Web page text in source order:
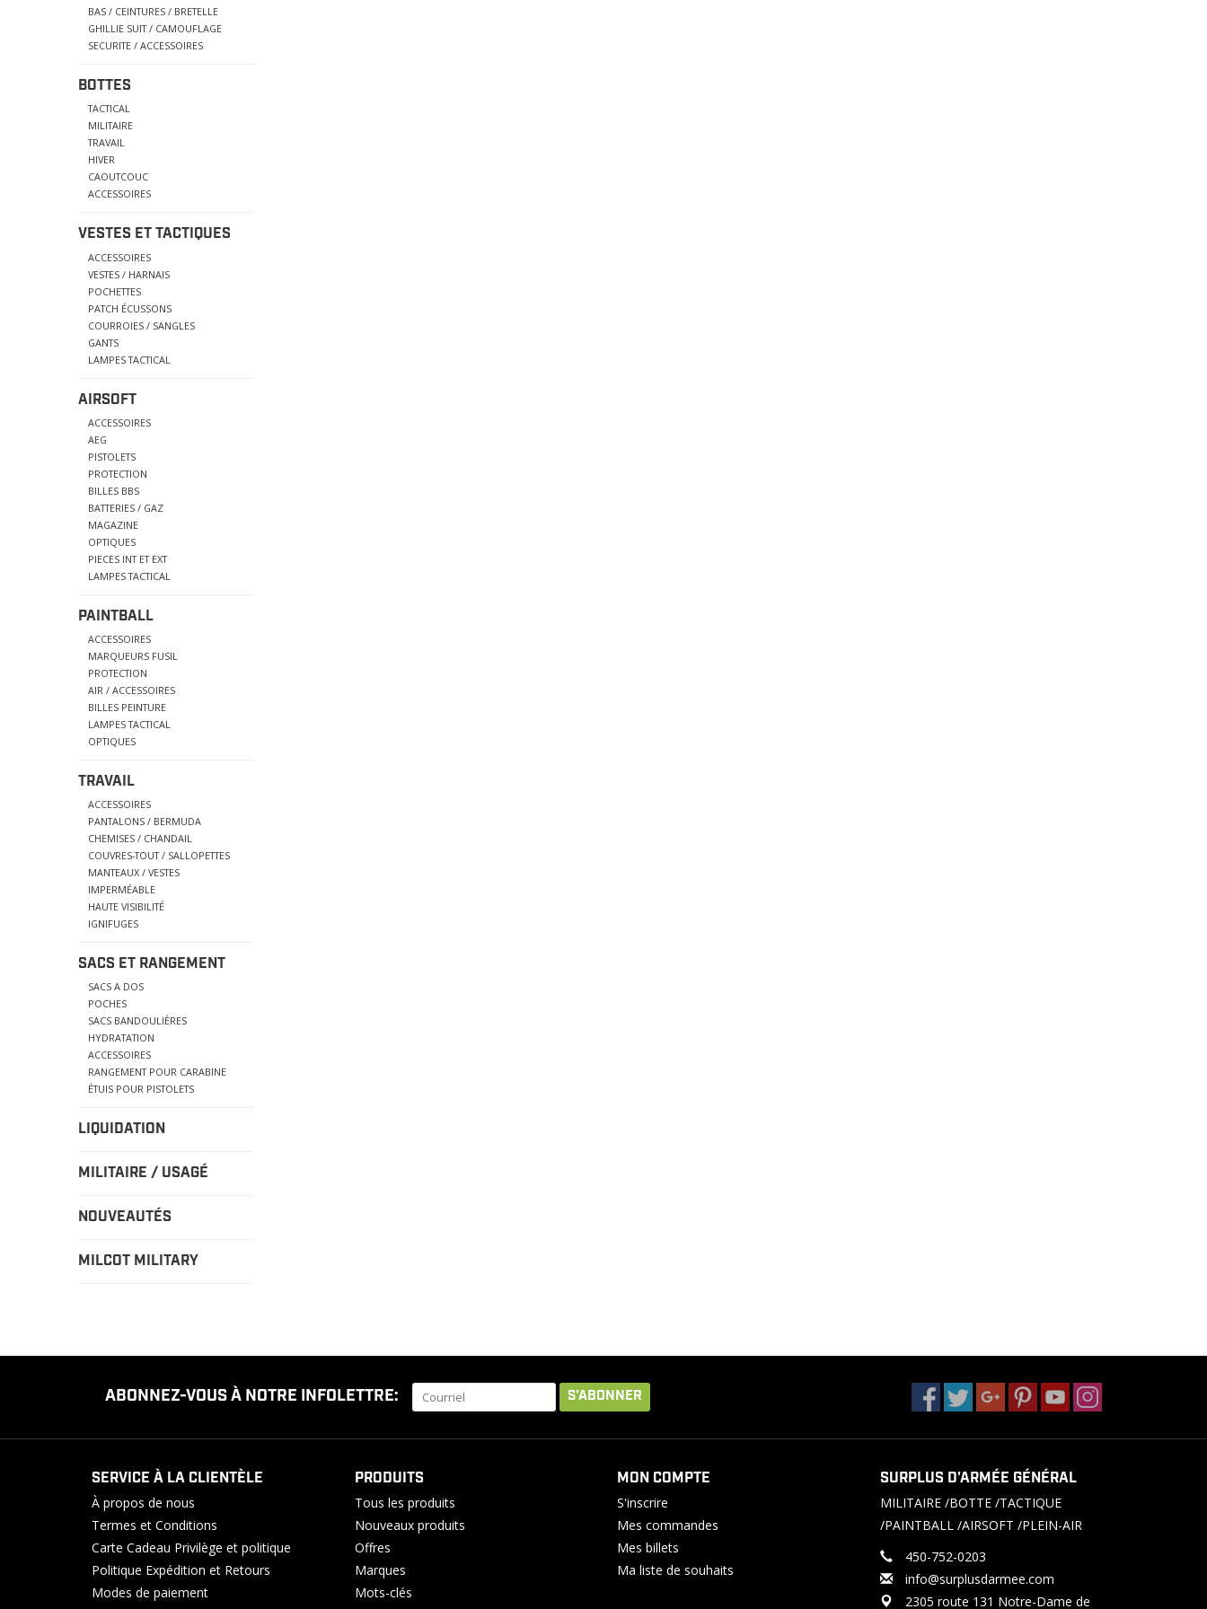
BAS / CEINTURES / BRETELLE
GHILLIE SUIT / CAMOUFLAGE
SECURITE / ACCESSOIRES
BOTTES
TACTICAL
MILITAIRE
TRAVAIL
HIVER
CAOUTCOUC
ACCESSOIRES
VESTES ET TACTIQUES
ACCESSOIRES
VESTES / HARNAIS
POCHETTES
PATCH ÉCUSSONS
COURROIES / SANGLES
GANTS
LAMPES TACTICAL
AIRSOFT
ACCESSOIRES
AEG
PISTOLETS
PROTECTION
BILLES BBS
BATTERIES / GAZ
MAGAZINE
OPTIQUES
PIECES INT ET EXT
LAMPES TACTICAL
PAINTBALL
ACCESSOIRES
MARQUEURS FUSIL
PROTECTION
AIR / ACCESSOIRES
BILLES PEINTURE
LAMPES TACTICAL
OPTIQUES
TRAVAIL
ACCESSOIRES
PANTALONS / BERMUDA
CHEMISES / CHANDAIL
COUVRES-TOUT / SALLOPETTES
MANTEAUX / VESTES
IMPERMÉABLE
HAUTE VISIBILITÉ
IGNIFUGES
SACS ET RANGEMENT
SACS A DOS
POCHES
SACS BANDOULIÈRES
HYDRATATION
ACCESSOIRES
RANGEMENT POUR CARABINE
ÉTUIS POUR PISTOLETS
LIQUIDATION
MILITAIRE / USAGÉ
NOUVEAUTÉS
MILCOT MILITARY
ABONNEZ-VOUS À NOTRE INFOLETTRE: S'ABONNER
SERVICE À LA CLIENTÈLE
À propos de nous
Termes et Conditions
Carte Cadeau Privilège et politique
Politique Expédition et Retours
Modes de paiement
PRODUITS
Tous les produits
Nouveaux produits
Offres
Marques
Mots-clés
MON COMPTE
S'inscrire
Mes commandes
Mes billets
Ma liste de souhaits
SURPLUS D'ARMÉE GÉNÉRAL
MILITAIRE /BOTTE /TACTIQUE
/PAINTBALL /AIRSOFT /PLEIN-AIR
450-752-0203
info@surplusdarmee.com
2305 route 131 Notre-Dame de